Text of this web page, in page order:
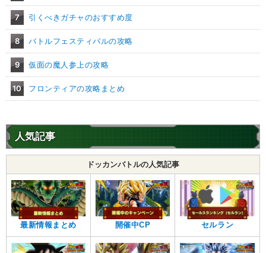
7 引くべきガチャのおすすめ度
8 バトルフェスティバルの攻略
9 仮面の魔人参上の攻略
10 フロンティアの攻略まとめ
人気記事
ドッカンバトルの人気記事
最新情報まとめ 開催中CP セルラン